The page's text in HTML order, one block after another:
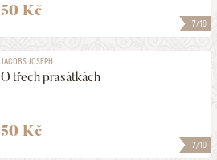
7/10
50 Kč
7/10
JACOBS JOSEPH
O třech prasátkách
50 Kč